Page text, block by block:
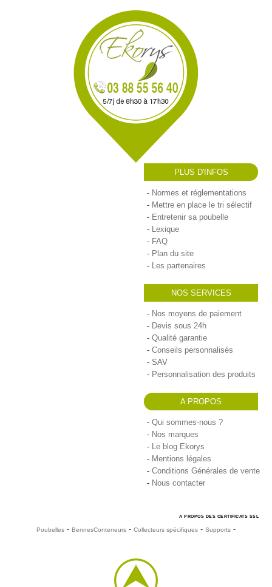
PLUS D'INFOS
Normes et réglementations
Mettre en place le tri sélectif
Entretenir sa poubelle
Lexique
FAQ
Plan du site
Les partenaires
NOS SERVICES
Nos moyens de paiement
Devis sous 24h
Qualité garantie
Conseils personnalisés
SAV
Personnalisation des produits
A PROPOS
Qui sommes-nous ?
Nos marques
Le blog Ekorys
Mentions légales
Conditions Générales de vente
Nous contacter
A PROPOS DES CERTIFICATS SSL
Poubelles - BennesConteneurs - Collecteurs spécifiques - Supports -